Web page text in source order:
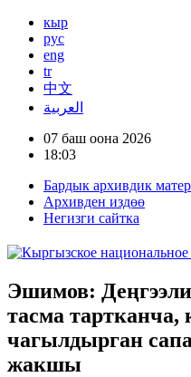
кыр
рус
eng
tr
中文
العربية
07 баш оона 2026
18:03
Бардык архивдик
Архивден издөө
Негизги сайтка
Эшимов:
тасма
чагылдырган
жакшы